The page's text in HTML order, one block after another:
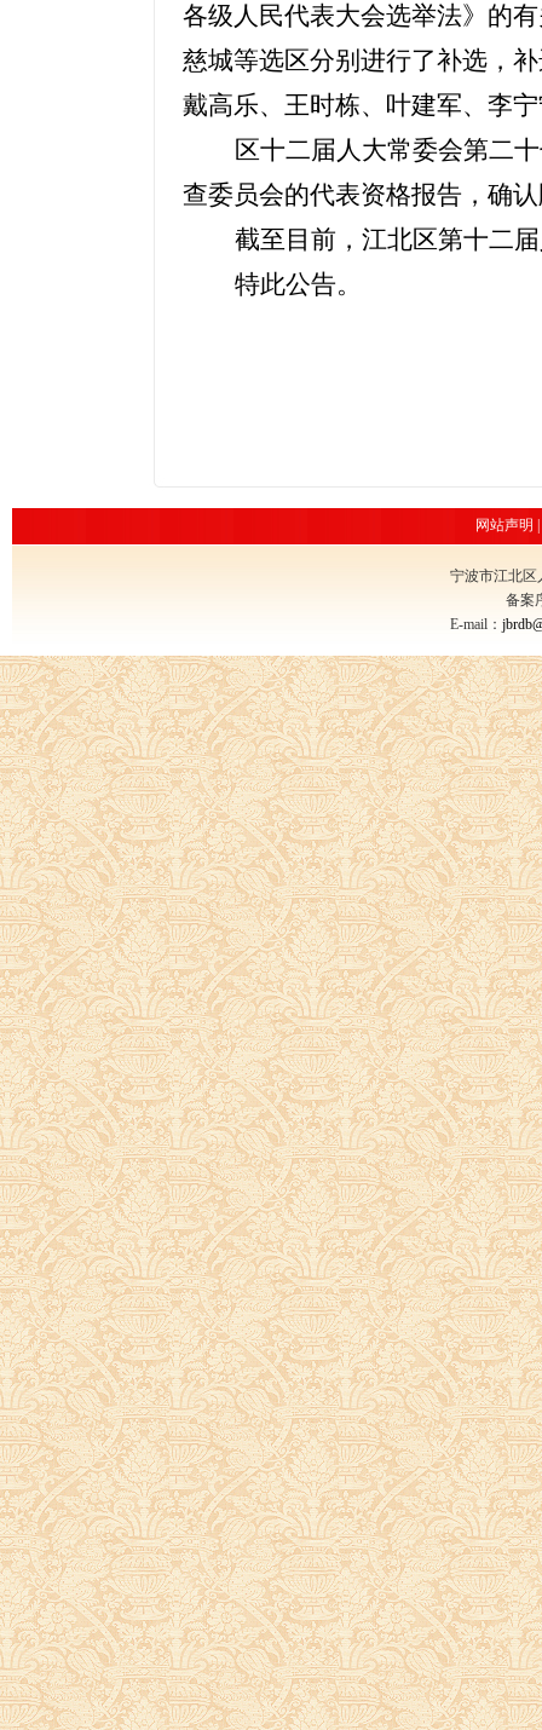
各级人民代表大会选举法》的
慈城等选区分别进行了补选，
戴高乐、王时栋、叶建军、李
区十二届人大常委会第二
查委员会的代表资格报告，确
截至目前，江北区第十二
特此公告。
网站声明
宁波市江北区
备案
E-mail：